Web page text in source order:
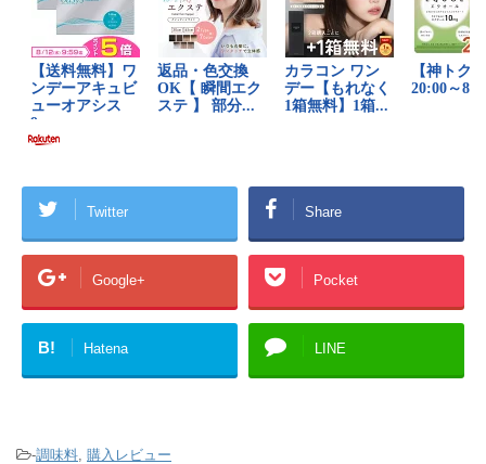
Twitter Share
Google+ Pocket
B! Hatena LINE
-調味料 購入レビュー